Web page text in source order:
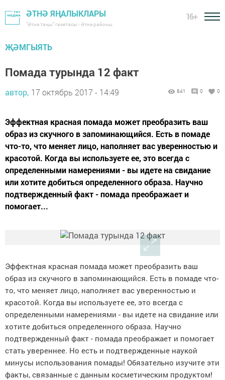
ӘТНӘ ЯҢАЛЫКЛАРЫ
"Әтнә таңы" газетасы - Әтнә районы
16+
ҖӘМГЫЯТЬ
Помада турында 12 факт
автор, 17 октябрь 2017 - 14:49 841 0 0
Эффектная красная помада может преобразить ваш
образ из скучного в запоминающийся. Есть в помаде
что-то, что меняет лицо, наполняет вас уверенностью и
красотой. Когда вы используете ее, это всегда с
определенными намерениями - вы идете на свидание
или хотите добиться определенного образа. Научно
подтвержденный факт - помада преображает и
помогает...
Эффектная красная помада может преобразить ваш
образ из скучного в запоминающийся. Есть в помаде что-
то, что меняет лицо, наполняет вас уверенностью и
красотой. Когда вы используете ее, это всегда с
определенными намерениями - вы идете на свидание или
хотите добиться определенного образа. Научно
подтвержденный факт - помада преображает и помогает
стать увереннее. Но есть и подтвержденные наукой
минусы использования помады! Обязательно изучите эти
факты, связанные с данным косметическим продуктом!